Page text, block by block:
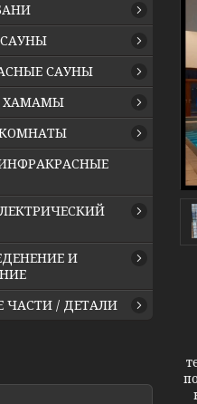
САУНЫ
ХАМАМЫ
И
ЧАСТИ / ДЕТАЛИ